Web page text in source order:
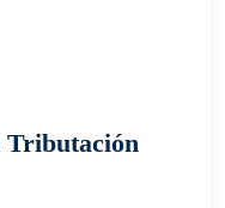
Tributación